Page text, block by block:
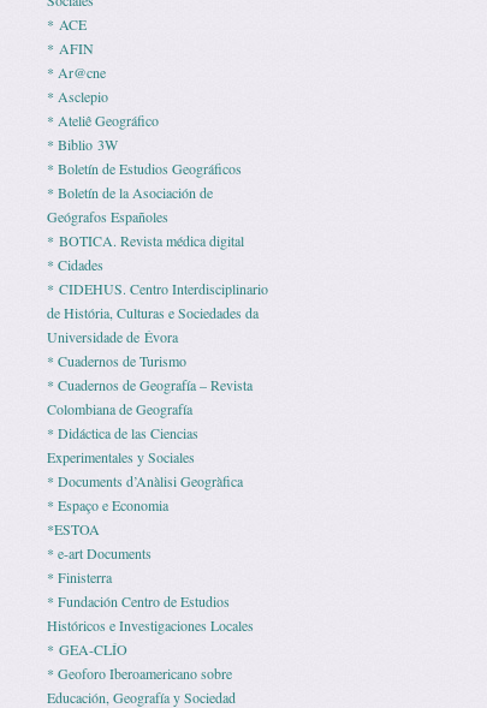
* ACE
* AFIN
* Ar@cne
* Asclepio
* Ateliê Geográfico
* Biblio 3W
* Boletín de Estudios Geográficos
* Boletín de la Asociación de
Geógrafos Españoles
* BOTICA. Revista médica digital
* Cidades
* CIDEHUS. Centro Interdisciplinario
de História, Culturas e Sociedades da
Universidade de Évora
* Cuadernos de Turismo
* Cuadernos de Geografía – Revista
Colombiana de Geografía
* Didáctica de las Ciencias
Experimentales y Sociales
* Documents d’Anàlisi Geogràfica
* Espaço e Economia
*ESTOA
* e-art Documents
* Finisterra
* Fundación Centro de Estudios
Históricos e Investigaciones Locales
* GEA-CLÍO
* Geoforo Iberoamericano sobre
Educación, Geografía y Sociedad